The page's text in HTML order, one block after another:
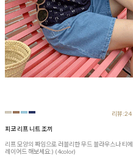
리뷰:24
피코 리프 니트 조끼
리프 모양의 짜임으로 러블리한 무드 블라우스나 티에
레이어드 해보세요:) (4color)